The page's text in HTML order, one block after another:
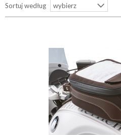
Sortuj według